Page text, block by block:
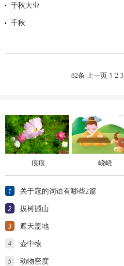
千秋大业
千秋
82条 上一页 1 2 3
痕痕 峣峣
1 关于宼的词语有哪些2篇
2 拔树撼山
3 遮天盖地
4 壶中物
5 动物密度